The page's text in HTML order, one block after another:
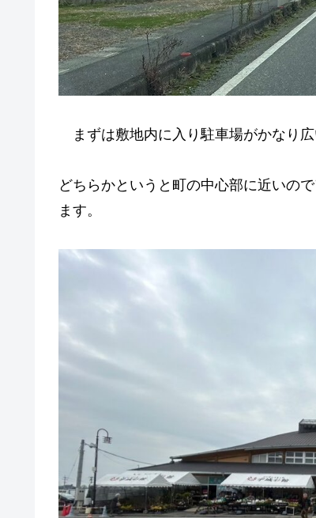
まずは敷地内に入り駐車場がかなり広
どちらかというと町の中心部に近いの
ます。